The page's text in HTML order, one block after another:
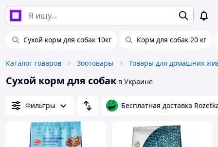
Сухой корм для собак 10кг Корм для собак 20 кг
Каталог товаров Зоотовары
Сухой корм для собак в Украине
Фильтры Бесплатная доставка